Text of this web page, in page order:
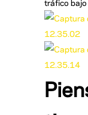
tráfico